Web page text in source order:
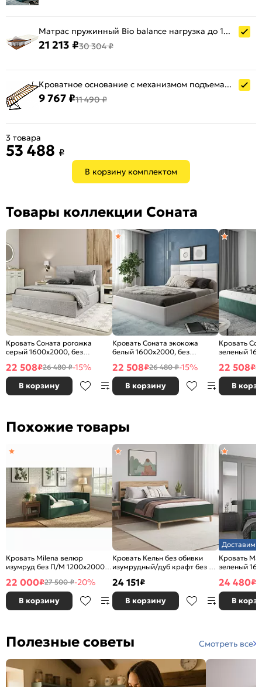
Матрас пружинный Bio balance нагрузка до 140 кг 1600x2000
21 213 ₽30 304 ₽
Кроватное основание с механизмом подъема 1600*2000
9 767 ₽11 490 ₽
В корзину комплектом
3 товара
53 488 ₽
Товары коллекции Соната
Кровать Соната рогожка
серый 1600x2000, без
изголовье мягкое
22 508₽26 480 ₽-15%
В корзину
Кровать Соната экокожа
белый 1600x2000, без
изголовье мягкое
22 508₽26 480 ₽-15%
В корзину
Кровать
зеленый
изголовье
22 508₽
В
Похожие товары
Кровать Milena велюр
изумруд без П/М 1200x2000,
изголовье мягкое
22 000₽27 500 ₽-20%
В корзину
Кровать Кельн без обивки
изумрудный/дуб крафт без П/
жесткое
24 151₽
В корзину
Доставим
Кровать
зеленый
24 480₽
В
Полезные советы Смотреть все